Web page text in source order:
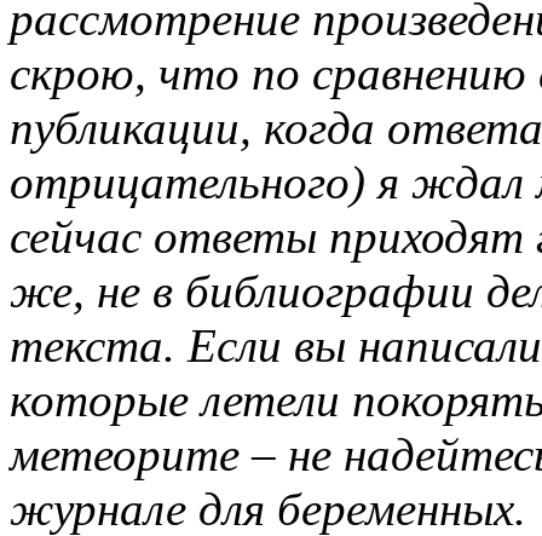
рассмотрение
скрою, что по
публикации, когда
отрицательного) я
сейчас ответы
же, не в библиографии
текста. Если вы
которые летели
метеорите – не
журнале для беременных.